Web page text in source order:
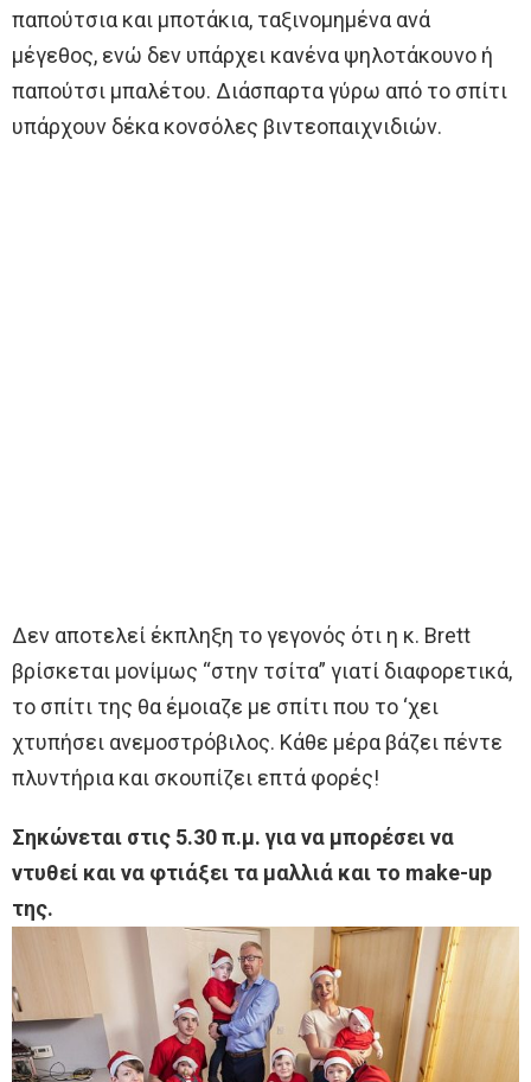
παπούτσια και μποτάκια, ταξινομημένα ανά
μέγεθος, ενώ δεν υπάρχει κανένα ψηλοτάκουνο ή
παπούτσι μπαλέτου. Διάσπαρτα γύρω από το σπίτι
υπάρχουν δέκα κονσόλες βιντεοπαιχνιδιών.
Δεν αποτελεί έκπληξη το γεγονός ότι η κ. Brett
βρίσκεται μονίμως “στην τσίτα” γιατί διαφορετικά,
το σπίτι της θα έμοιαζε με σπίτι που το ‘χει
χτυπήσει ανεμοστρόβιλος. Κάθε μέρα βάζει πέντε
πλυντήρια και σκουπίζει επτά φορές!
Σηκώνεται στις 5.30 π.μ. για να μπορέσει να
ντυθεί και να φτιάξει τα μαλλιά και το make-up
της.